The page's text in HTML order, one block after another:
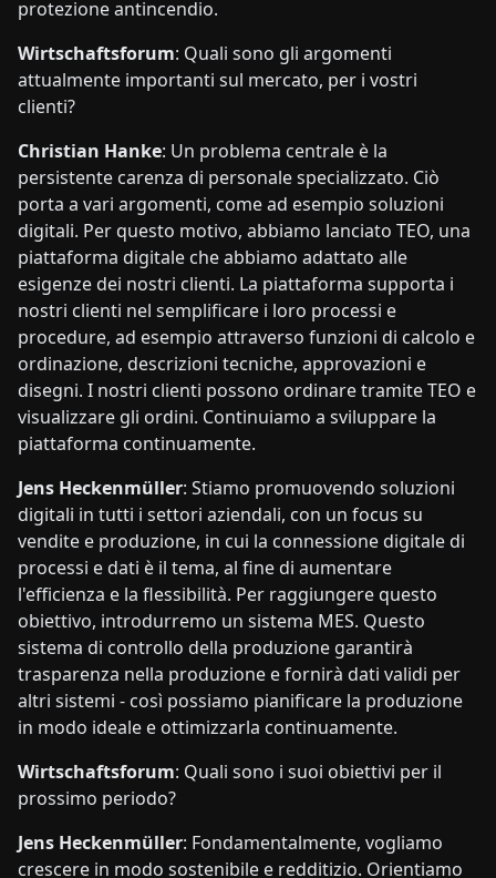
protezione antincendio.
Wirtschaftsforum: Quali sono gli argomenti
attualmente importanti sul mercato, per i vostri
clienti?
Christian Hanke: Un problema centrale è la
persistente carenza di personale specializzato. Ciò
porta a vari argomenti, come ad esempio soluzioni
digitali. Per questo motivo, abbiamo lanciato TEO, una
piattaforma digitale che abbiamo adattato alle
esigenze dei nostri clienti. La piattaforma supporta i
nostri clienti nel semplificare i loro processi e
procedure, ad esempio attraverso funzioni di calcolo e
ordinazione, descrizioni tecniche, approvazioni e
disegni. I nostri clienti possono ordinare tramite TEO e
visualizzare gli ordini. Continuiamo a sviluppare la
piattaforma continuamente.
Jens Heckenmüller: Stiamo promuovendo soluzioni
digitali in tutti i settori aziendali, con un focus su
vendite e produzione, in cui la connessione digitale di
processi e dati è il tema, al fine di aumentare
l'efficienza e la flessibilità. Per raggiungere questo
obiettivo, introdurremo un sistema MES. Questo
sistema di controllo della produzione garantirà
trasparenza nella produzione e fornirà dati validi per
altri sistemi - così possiamo pianificare la produzione
in modo ideale e ottimizzarla continuamente.
Wirtschaftsforum: Quali sono i suoi obiettivi per il
prossimo periodo?
Jens Heckenmüller: Fondamentalmente, vogliamo
crescere in modo sostenibile e redditizio. Orientiamo